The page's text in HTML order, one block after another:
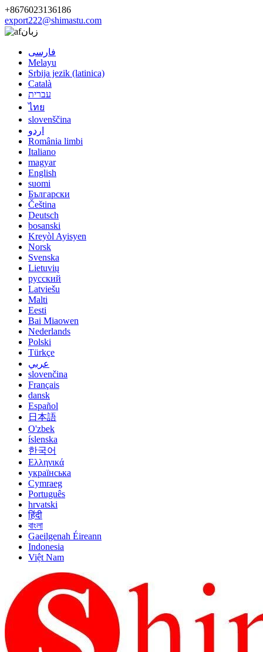
+8676023136186
export222@shimastu.com
زبان
فارسی
Melayu
Srbija jezik (latinica)
Català
עברית
ไทย
slovenščina
اردو
România limbi
Italiano
magyar
English
suomi
Български
Čeština
Deutsch
bosanski
Kreyòl Ayisyen
Norsk
Svenska
Lietuvių
русский
Latviešu
Malti
Eesti
Bai Miaowen
Nederlands
Polski
Türkçe
عربي
slovenčina
Français
dansk
Español
日本語
O'zbek
íslenska
한국어
Ελληνικά
українська
Cymraeg
Português
hrvatski
हिंदी
বাংলা
Gaeilgenah Éireann
Indonesia
Việt Nam